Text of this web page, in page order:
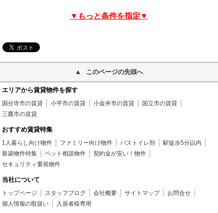
▼もっと条件を指定▼
このページの先頭へ
エリアから賃貸物件を探す
国分寺市の賃貸 小平市の賃貸 小金井市の賃貸
国立市の賃貸
三鷹市の賃貸
おすすめ賃貸特集
1人暮らし向け物件 ファミリー向け物件 バストイレ別
駅徒歩5分以内
新築物件特集
ペット相談物件
契約金が安い！物件
セキュリティ重視物件
当社について
トップページ スタッフブログ 会社概要 サイトマップ
お問合せ
個人情報の取扱い
入居者様専用